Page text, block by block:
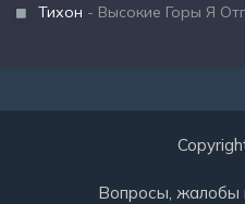
Тихон - Высокие Горы Я
Вопросы, жалобы